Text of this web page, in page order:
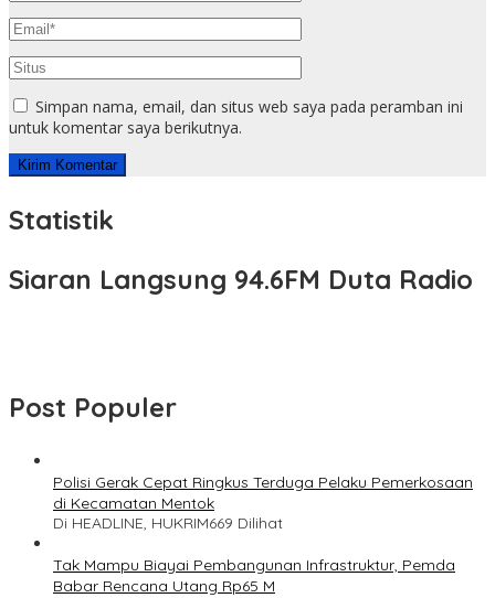
Simpan nama, email, dan situs web saya pada peramban ini
untuk komentar saya berikutnya.
Statistik
Siaran Langsung 94.6FM Duta Radio
Post Populer
Polisi Gerak Cepat Ringkus Terduga Pelaku Pemerkosaan
di Kecamatan Mentok
Di HEADLINE, HUKRIM669 Dilihat
Tak Mampu Biayai Pembangunan Infrastruktur, Pemda
Babar Rencana Utang Rp65 M